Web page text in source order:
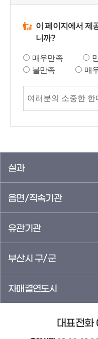
이 페이지에서 제
니까?
매우만족
불만족
매
실과
읍면/직속기관
유관기관
부산시 구/군
자매결연도시
대표전